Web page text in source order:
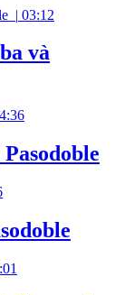
| 03:12
và